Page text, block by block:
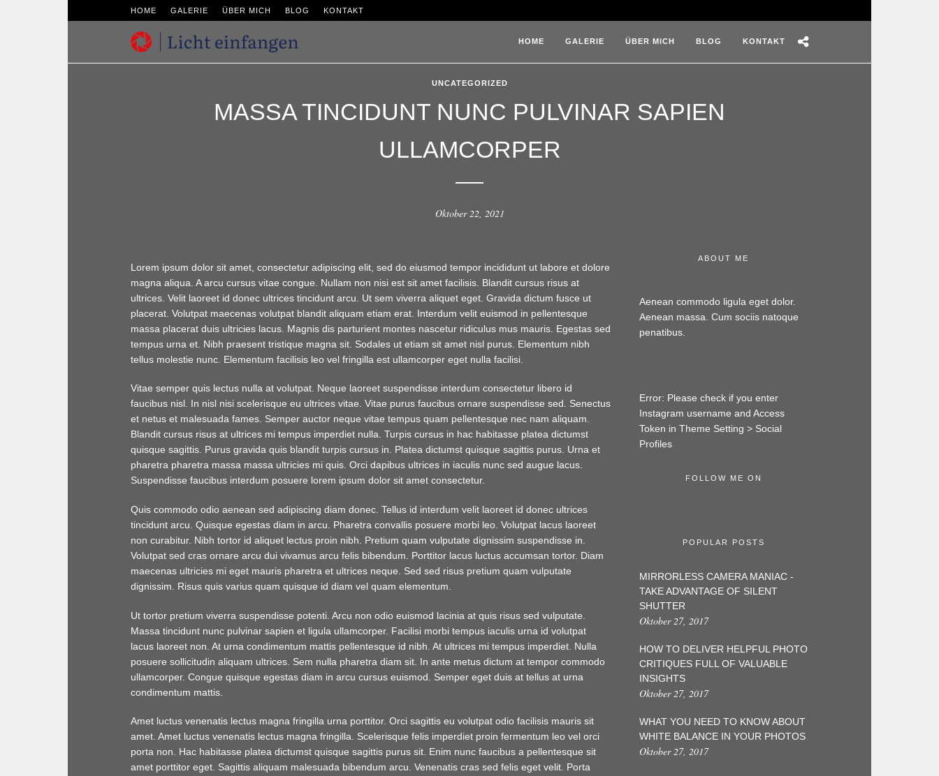
HOME GALERIE ÜBER MICH BLOG KONTAKT
HOME GALERIE ÜBER MICH BLOG KONTAKT
UNCATEGORIZED
MASSA TINCIDUNT NUNC PULVINAR SAPIEN
ULLAMCORPER
Oktober 22, 2021
Lorem ipsum dolor sit amet, consectetur adipiscing elit, sed do eiusmod tempor incididunt ut labore et dolore
magna aliqua. A arcu cursus vitae congue. Nullam non nisi est sit amet facilisis. Blandit cursus risus at
ultrices. Velit laoreet id donec ultrices tincidunt arcu. Ut sem viverra aliquet eget. Gravida dictum fusce ut
placerat. Volutpat maecenas volutpat blandit aliquam etiam erat. Interdum velit euismod in pellentesque
massa placerat duis ultricies lacus. Magnis dis parturient montes nascetur ridiculus mus mauris. Egestas sed
tempus urna et. Nibh praesent tristique magna sit. Sodales ut etiam sit amet nisl purus. Elementum nibh
tellus molestie nunc. Elementum facilisis leo vel fringilla est ullamcorper eget nulla facilisi.
Vitae semper quis lectus nulla at volutpat. Neque laoreet suspendisse interdum consectetur libero id
faucibus nisl. In nisl nisi scelerisque eu ultrices vitae. Vitae purus faucibus ornare suspendisse sed. Senectus
et netus et malesuada fames. Semper auctor neque vitae tempus quam pellentesque nec nam aliquam.
Blandit cursus risus at ultrices mi tempus imperdiet nulla. Turpis cursus in hac habitasse platea dictumst
quisque sagittis. Purus gravida quis blandit turpis cursus in. Platea dictumst quisque sagittis purus. Urna et
pharetra pharetra massa massa ultricies mi quis. Orci dapibus ultrices in iaculis nunc sed augue lacus.
Suspendisse faucibus interdum posuere lorem ipsum dolor sit amet consectetur.
Quis commodo odio aenean sed adipiscing diam donec. Tellus id interdum velit laoreet id donec ultrices
tincidunt arcu. Quisque egestas diam in arcu. Pharetra convallis posuere morbi leo. Volutpat lacus laoreet
non curabitur. Nibh tortor id aliquet lectus proin nibh. Pretium quam vulputate dignissim suspendisse in.
Volutpat sed cras ornare arcu dui vivamus arcu felis bibendum. Porttitor lacus luctus accumsan tortor. Diam
maecenas ultricies mi eget mauris pharetra et ultrices neque. Sed sed risus pretium quam vulputate
dignissim. Risus quis varius quam quisque id diam vel quam elementum.
Ut tortor pretium viverra suspendisse potenti. Arcu non odio euismod lacinia at quis risus sed vulputate.
Massa tincidunt nunc pulvinar sapien et ligula ullamcorper. Facilisi morbi tempus iaculis urna id volutpat
lacus laoreet non. At urna condimentum mattis pellentesque id nibh. At ultrices mi tempus imperdiet. Nulla
posuere sollicitudin aliquam ultrices. Sem nulla pharetra diam sit. In ante metus dictum at tempor commodo
ullamcorper. Congue quisque egestas diam in arcu cursus euismod. Semper eget duis at tellus at urna
condimentum mattis.
Amet luctus venenatis lectus magna fringilla urna porttitor. Orci sagittis eu volutpat odio facilisis mauris sit
amet. Amet luctus venenatis lectus magna fringilla. Scelerisque felis imperdiet proin fermentum leo vel orci
porta non. Hac habitasse platea dictumst quisque sagittis purus sit. Enim nunc faucibus a pellentesque sit
amet porttitor eget. Sagittis aliquam malesuada bibendum arcu. Venenatis cras sed felis eget velit. Porta
ABOUT ME
Aenean commodo ligula eget dolor.
Aenean massa. Cum sociis natoque
penatibus.
Error: Please check if you enter
Instagram username and Access
Token in Theme Setting > Social
Profiles
FOLLOW ME ON
POPULAR POSTS
MIRRORLESS CAMERA MANIAC -
TAKE ADVANTAGE OF SILENT
SHUTTER
Oktober 27, 2017
HOW TO DELIVER HELPFUL PHOTO
CRITIQUES FULL OF VALUABLE
INSIGHTS
Oktober 27, 2017
WHAT YOU NEED TO KNOW ABOUT
WHITE BALANCE IN YOUR PHOTOS
Oktober 27, 2017